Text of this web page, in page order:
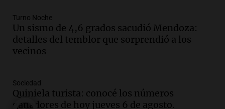
sobre los parques educativos
Amamos Argentina
Episodios
Audio.
durante la primavera
Informados al regreso
Episodios
Turno Noche
Un sismo de 4,6 grados sacudió Mendoza:
detalles del temblor que sorprendió a los
vecinos
Sociedad
Quiniela turista: conocé los números
ganadores de hoy jueves 6 de agosto.